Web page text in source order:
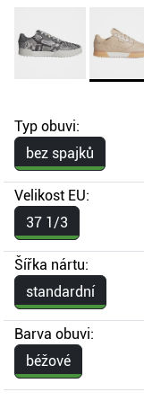
Typ obuvi:
bez spajků
Velikost EU:
37 1/3
Šířka nártu:
standardní
Barva obuvi:
béžové